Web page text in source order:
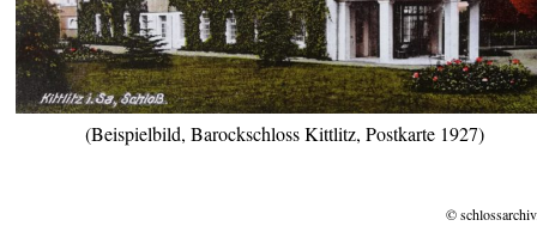
(Beispielbild, Barockschloss Kittlitz, Postkarte 1927)
©